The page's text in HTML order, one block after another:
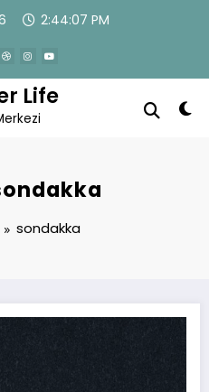
2:44:08 PM
Life
sondakka